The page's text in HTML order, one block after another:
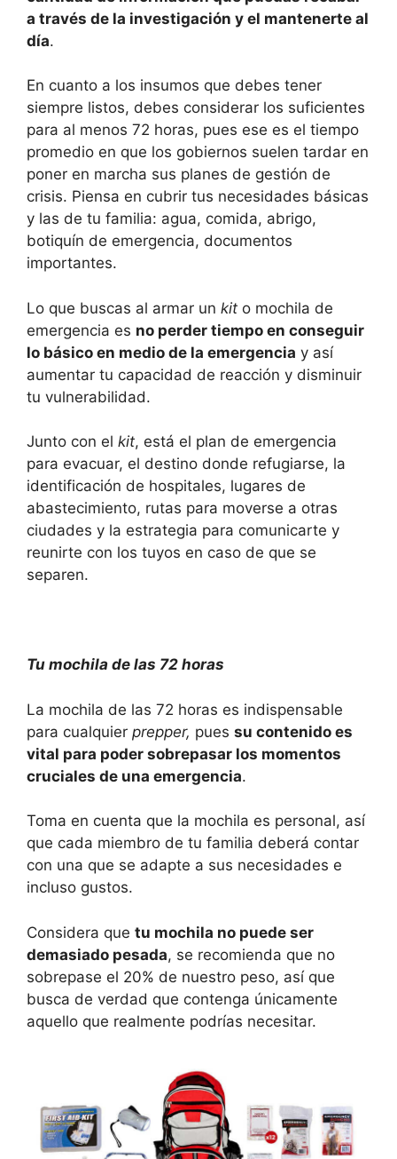
a través de la investigación y el mantenerte al
día.
En cuanto a los insumos que debes tener
siempre listos, debes considerar los suficientes
para al menos 72 horas, pues ese es el tiempo
promedio en que los gobiernos suelen tardar en
poner en marcha sus planes de gestión de
crisis. Piensa en cubrir tus necesidades básicas
y las de tu familia: agua, comida, abrigo,
botiquín de emergencia, documentos
importantes.
Lo que buscas al armar un kit o mochila de
emergencia es no perder tiempo en conseguir
lo básico en medio de la emergencia y así
aumentar tu capacidad de reacción y disminuir
tu vulnerabilidad.
Junto con el kit, está el plan de emergencia
para evacuar, el destino donde refugiarse, la
identificación de hospitales, lugares de
abastecimiento, rutas para moverse a otras
ciudades y la estrategia para comunicarte y
reunirte con los tuyos en caso de que se
separen.
Tu mochila de las 72 horas
La mochila de las 72 horas es indispensable
para cualquier prepper, pues su contenido es
vital para poder sobrepasar los momentos
cruciales de una emergencia.
Toma en cuenta que la mochila es personal, así
que cada miembro de tu familia deberá contar
con una que se adapte a sus necesidades e
incluso gustos.
Considera que tu mochila no puede ser
demasiado pesada, se recomienda que no
sobrepase el 20% de nuestro peso, así que
busca de verdad que contenga únicamente
aquello que realmente podrías necesitar.